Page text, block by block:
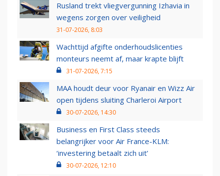
Rusland trekt vliegvergunning Izhavia in
wegens zorgen over veiligheid
31-07-2026, 8:03
Wachttijd afgifte onderhoudslicenties
monteurs neemt af, maar krapte blijft
31-07-2026, 7:15
MAA houdt deur voor Ryanair en Wizz Air
open tijdens sluiting Charleroi Airport
30-07-2026, 14:30
Business en First Class steeds
belangrijker voor Air France-KLM:
‘investering betaalt zich uit’
30-07-2026, 12:10